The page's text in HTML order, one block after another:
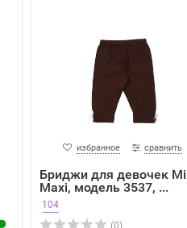
избранное сравнить
Бриджи для девочек
Maxi, модель 3537, ...
104
(0)